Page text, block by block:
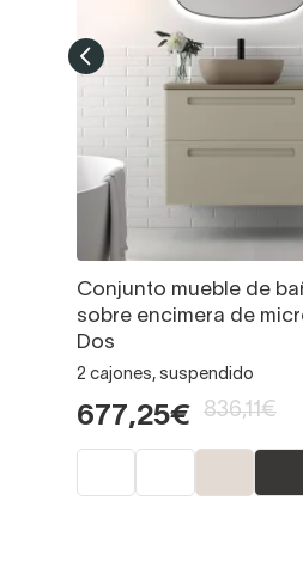
Conjunto mueble de
sobre encimera de
Dos
2 cajones, suspendido
677,25€ 836,11€